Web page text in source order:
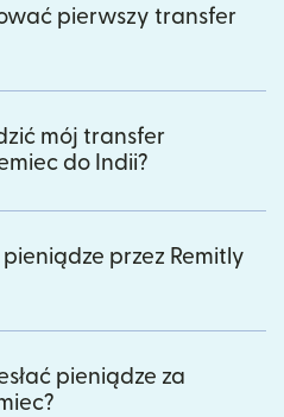
pierwszy transfer
mój transfer
do Indii?
przez Remitly
pieniądze za